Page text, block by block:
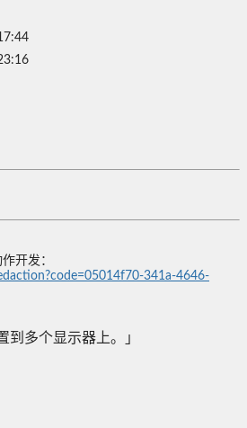
开发：
341a-4646-
到多个显示器上。」